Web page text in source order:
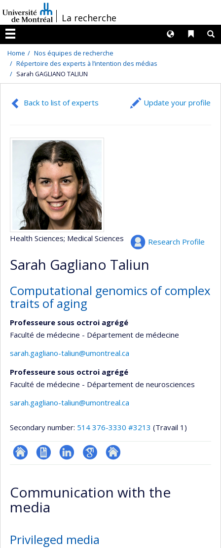
au
contenu
/La recherche
Menu
Liens
Langues
Home
Nos équipes de recherche
Répertoire des experts à l’intention des médias
Sarah GAGLIANO TALIUN
Back to list of experts Update your profile
Research Profile
Health Sciences; Medical Sciences
Sarah Gagliano Taliun
Computational genomics of complex
traits of aging
Professeure sous octroi agrégé
Faculté de médecine - Département de médecine
sarah.gagliano-taliun@umontreal.ca
Professeure sous octroi agrégé
Faculté de médecine - Département de neurosciences
sarah.gagliano-taliun@umontreal.ca
Secondary number: 514 376-3330 #3213 (Travail 1)
ResearchGate
CV
anglais
LinkedInGoogleAutre
web
Communication with the
media
Privileged media